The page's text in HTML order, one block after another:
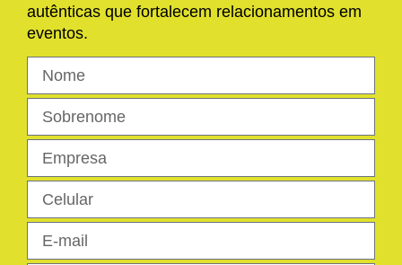
autênticas que fortalecem relacionamentos em
eventos.